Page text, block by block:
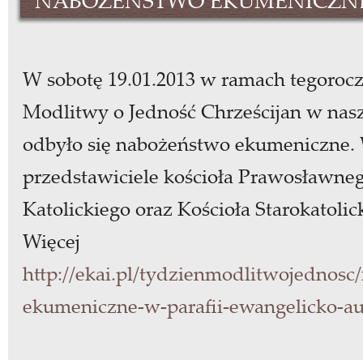
W sobotę 19.01.2013 w ramach
Modlitwy o Jedność Chrześcijan w
odbyło się nabożeństwo
przedstawiciele kościoła
Katolickiego oraz Kościoła
Więcej
http://ekai.pl/tydzienmodlitwojednosc/
ekumeniczne-w-parafii-ewangelicko-